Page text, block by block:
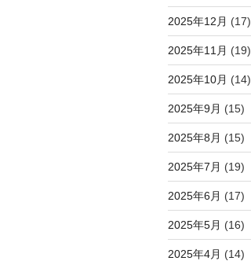
2025年12月 (17)
2025年11月 (19)
2025年10月 (14)
2025年9月 (15)
2025年8月 (15)
2025年7月 (19)
2025年6月 (17)
2025年5月 (16)
2025年4月 (14)